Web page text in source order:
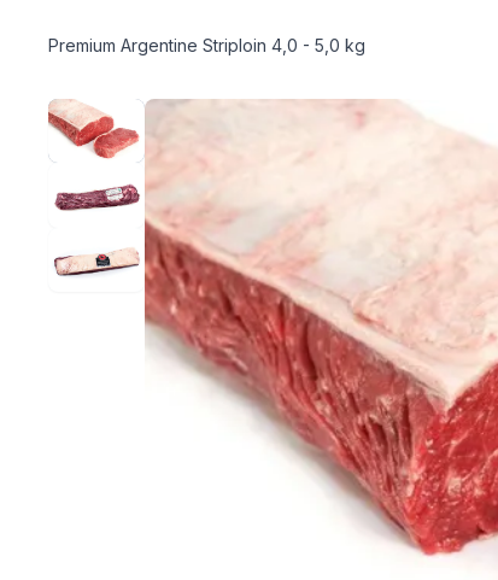
Premium Argentine Striploin 4,0 - 5,0 kg